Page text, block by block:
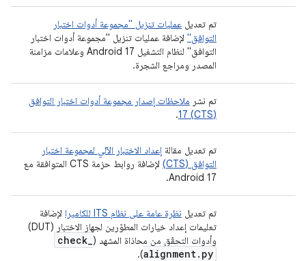
تم تعديل عمليات تنزيل "مجموعة أدوات اختبار
التوافق" لإضافة عمليات تنزيل "مجموعة أدوات اختبار
التوافق" لنظام التشغيل Android 17 وعلامات مزامنة
المصدر ومراجع الشجرة.
تم نشر ملاحظات إصدار مجموعة أدوات اختبار التوافق
(CTS) 17
.
تم تعديل مقالة إعداد الاختبار الآلي لمجموعة اختبار
التوافق (CTS)
لإضافة روابط حزمة CTS المتوافقة مع
Android 17.
تم تعديل نظرة عامة على نظام ITS للكاميرا
لإضافة
تعليمات إعداد خيارات المطوّرين لجهاز الاختبار (DUT)
وأدوات التحقّق من محاذاة المشهد ( check_
alignment. py
).